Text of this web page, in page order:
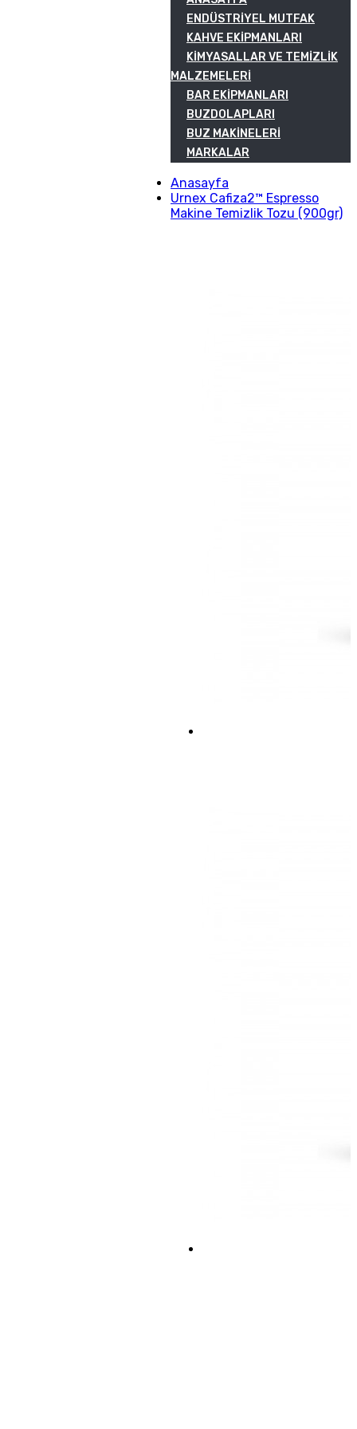
ENDÜSTRIYEL MUTFAK
KAHVE EKIPMANLARI
KIMYASALLAR VE TEMIZLIK
MALZEMELERI
BAR EKIPMANLARI
BUZDOLAPLARI
BUZ MAKINELERI
MARKALAR
Anasayfa
Urnex Cafiza2™ Espresso
Makine Temizlik Tozu (900gr)